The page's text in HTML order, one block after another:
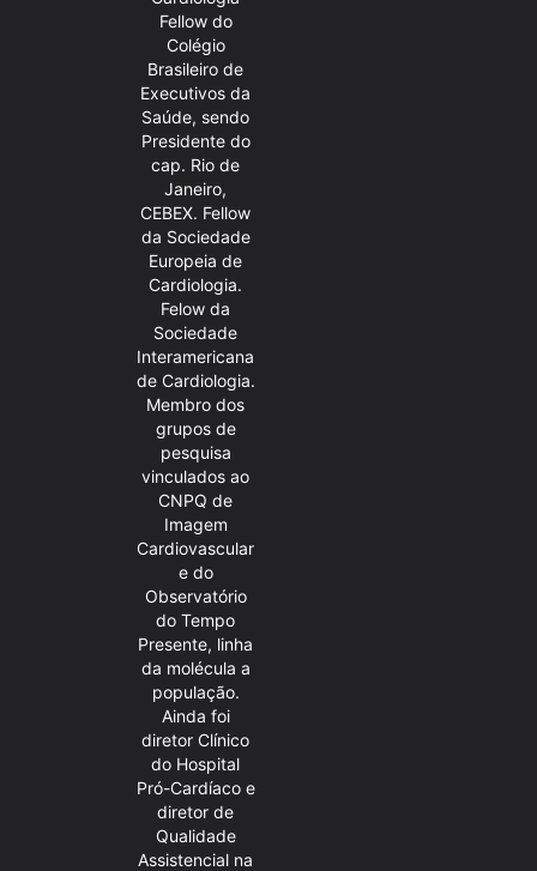
Fellow do
Colégio
Brasileiro de
Executivos da
Saúde, sendo
Presidente do
cap. Rio de
Janeiro,
CEBEX. Fellow
da Sociedade
Europeia de
Cardiologia.
Felow da
Sociedade
Interamericana
de Cardiologia.
Membro dos
grupos de
pesquisa
vinculados ao
CNPQ de
Imagem
Cardiovascular
e do
Observatório
do Tempo
Presente, linha
da molécula a
população.
Ainda foi
diretor Clínico
do Hospital
Pró-Cardíaco e
diretor de
Qualidade
Assistencial na